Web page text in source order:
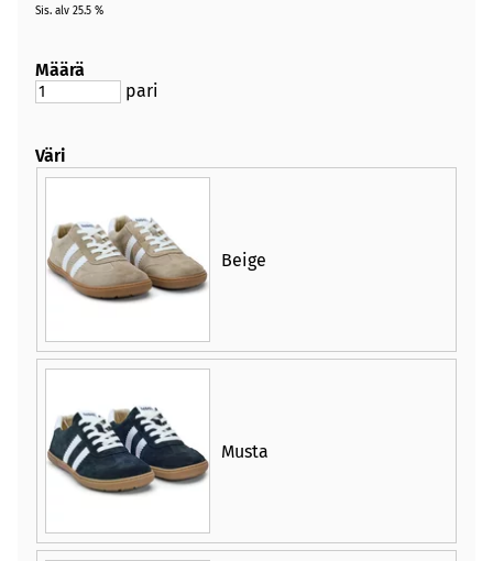
Sis. alv 25.5 %
Määrä
pari
Väri
Beige
Musta